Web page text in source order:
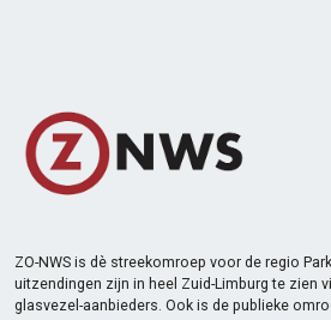
ZO-NWS is dè streekomroep voor de regio
uitzendingen zijn in heel Zuid-Limburg te zien
glasvezel-aanbieders. Ook is de publieke